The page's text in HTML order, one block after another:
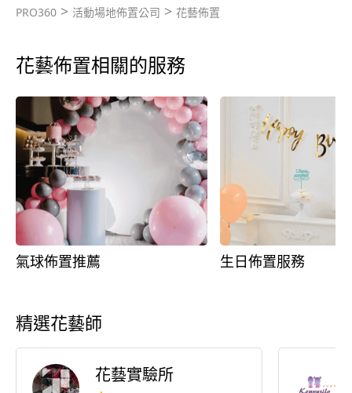
PRO360 > 活動場地佈置公司 > 花藝佈置
花藝佈置相關的服務
氣球佈置推薦 生日佈置服務
精選花藝師
花藝實驗所